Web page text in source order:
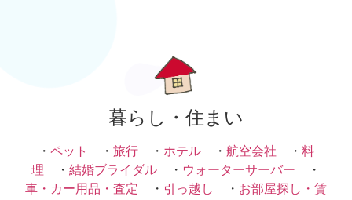
暮らし・住まい
・ ペット ・ 旅行 ・ ホテル ・ 航空会社 ・ 料
理 ・ 結婚ブライダル ・ ウォーターサーバー ・
車・カー用品・査定 ・ 引っ越し ・ お部屋探し・賃